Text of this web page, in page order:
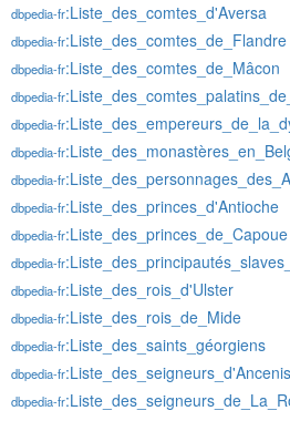
dbpedia-fr:Liste_des_comtes_d'Aversa
dbpedia-fr:Liste_des_comtes_de_Flandre
dbpedia-fr:Liste_des_comtes_de_Mâcon
dbpedia-fr
dbpedia-fr
dbpedia-fr
dbpedia-fr
dbpedia-fr:Liste_des_princes_d'Antioche
dbpedia-fr:Liste_des_princes_de_Capoue
dbpedia-fr
dbpedia-fr:Liste_des_rois_d'Ulster
dbpedia-fr:Liste_des_rois_de_Mide
dbpedia-fr:Liste_des_saints_géorgiens
dbpedia-fr:Liste_des_seigneurs_d'Ancenis
dbpedia-fr